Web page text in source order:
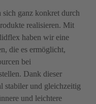
ganz kon­kret durch
realisieren. Mit
haben wir eine
die es ermöglicht,
bei
Dank dieser
stabiler und gleichzeitig
und leichtere